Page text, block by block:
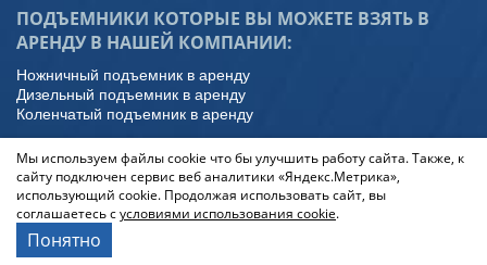
ПОДЪЕМНИКИ КОТОРЫЕ ВЫ МОЖЕТЕ ВЗЯТЬ В
АРЕНДУ В НАШЕЙ КОМПАНИИ:
Ножничный подъемник в аренду
Дизельный подъемник в аренду
Коленчатый подъемник в аренду
Политика конфиденциальности
Информация на сайте не является публичной офертой
Мы используем файлы cookie что бы улучшить работу сайта. Также, к
сайту подключен сервис веб аналитики «Яндекс.Метрика»,
использующий cookie. Продолжая использовать сайт, вы
соглашаетесь сусловиями использования cookie.
Понятно